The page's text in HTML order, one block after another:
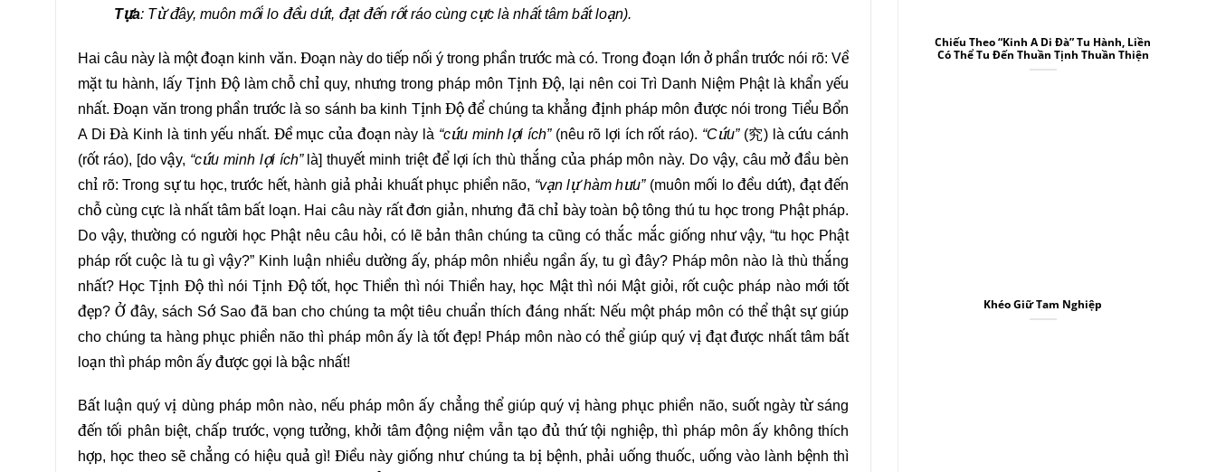
064 065 066
067 068 069
070 071 072
073 074 075
076 077 078
079 080 081
085 086 087
Tựa: Từ đây, muôn mối lo đều dứt, đạt đến rốt ráo cùng cực là nhất tâm bất loạn).
Hai câu này là một đoạn kinh văn. Đoạn này do tiếp nối ý trong phần trước mà có. Trong đoạn lớn ở phần trước nói rõ: Về
mặt tu hành, lấy Tịnh Độ làm chỗ chỉ quy, nhưng trong pháp môn Tịnh Độ, lại nên coi Trì Danh Niệm Phật là khẩn yếu
nhất. Đoạn văn trong phần trước là so sánh ba kinh Tịnh Độ để chúng ta khẳng định pháp môn được nói trong Tiểu Bổn
A Di Đà Kinh là tinh yếu nhất. Đề mục của đoạn này là “cứu minh lợi ích”(nêu rõ lợi ích rốt ráo). “Cứu”(究) là cứu cánh
(rốt ráo), [do vậy, “cứu minh lợi ích”là] thuyết minh triệt để lợi ích thù thắng của pháp môn này. Do vậy, câu mở đầu bèn
chỉ rõ: Trong sự tu học, trước hết, hành giả phải khuất phục phiền não, “vạn lự hàm hưu” (muôn mối lo đều dứt), đạt đến
chỗ cùng cực là nhất tâm bất loạn. Hai câu này rất đơn giản, nhưng đã chỉ bày toàn bộ tông thú tu học trong Phật pháp.
Do vậy, thường có người học Phật nêu câu hỏi, có lẽ bản thân chúng ta cũng có thắc mắc giống như vậy, “tu học Phật
pháp rốt cuộc là tu gì vậy?” Kinh luận nhiều dường ấy, pháp môn nhiều ngần ấy, tu gì đây? Pháp môn nào là thù thắng
nhất? Học Tịnh Độ thì nói Tịnh Độ tốt, học Thiền thì nói Thiền hay, học Mật thì nói Mật giỏi, rốt cuộc pháp nào mới tốt
đẹp? Ở đây, sách Sớ Sao đã ban cho chúng ta một tiêu chuẩn thích đáng nhất: Nếu một pháp môn có thể thật sự giúp
cho chúng ta hàng phục phiền não thì pháp môn ấy là tốt đẹp! Pháp môn nào có thể giúp quý vị đạt được nhất tâm bất
loạn thì pháp môn ấy được gọi là bậc nhất!
Bất luận quý vị dùng pháp môn nào, nếu pháp môn ấy chẳng thể giúp quý vị hàng phục phiền não, suốt ngày từ sáng
đến tối phân biệt, chấp trước, vọng tưởng, khởi tâm động niệm vẫn tạo đủ thứ tội nghiệp, thì pháp môn ấy không thích
hợp, học theo sẽ chẳng có hiệu quả gì! Điều này giống như chúng ta bị bệnh, phải uống thuốc, uống vào lành bệnh thì
Chiếu Theo “Kinh A Di Đà” Tu Hành, Liền
Có Thể Tu Đến Thuần Tịnh Thuần Thiện
Khéo Giữ Tam Nghiệp